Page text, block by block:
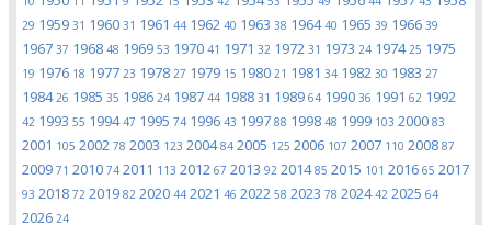
29 1959 31 1960 31 1961 44 1962 40 1963 38 196440 1965 39 1966 39
1967 37 1968 48 1969 53 1970 41 1971 32 1972 31 1973 24 197425 1975
19 1976 18 1977 23 1978 27 1979 15 1980 21 1981 34 1982 30 1983 27
198426 1985 35 1986 24 1987 44 1988 31 1989 64 1990 36 1991 62 1992
42 1993 55 199447 1995 74 1996 43 1997 88 1998 48 1999 103 2000 83
2001 105 2002 78 2003 123 200484 2005 125 2006 107 2007 110 2008 87
2009 71 2010 74 2011 113 2012 67 2013 92 201485 2015 101 2016 65 2017
93 2018 72 2019 82 2020 44 2021 46 2022 58 2023 78 202442 2025 64
2026 24